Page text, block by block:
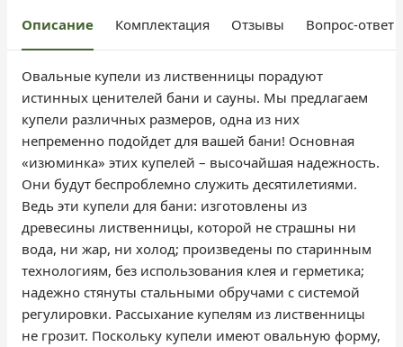
Описание Комплектация Отзывы Вопрос-ответ
Овальные купели из лиственницы порадуют
истинных ценителей бани и сауны. Мы предлагаем
купели различных размеров, одна из них
непременно подойдет для вашей бани! Основная
«изюминка» этих купелей – высочайшая надежность.
Они будут беспроблемно служить десятилетиями.
Ведь эти купели для бани: изготовлены из
древесины лиственницы, которой не страшны ни
вода, ни жар, ни холод; произведены по старинным
технологиям, без использования клея и герметика;
надежно стянуты стальными обручами с системой
регулировки. Рассыхание купелям из лиственницы
не грозит. Поскольку купели имеют овальную форму,